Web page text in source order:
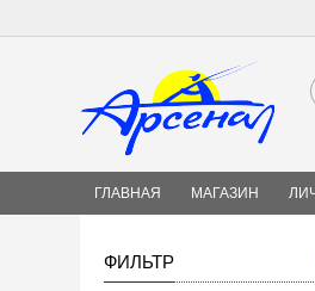
ГЛАВНАЯ МАГАЗИН
ФИЛЬТР